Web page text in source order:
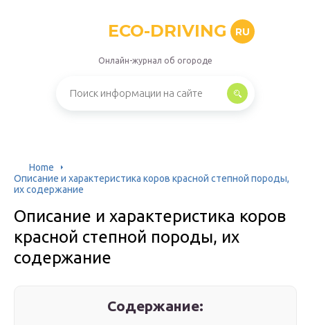
ECO-DRIVING RU
Онлайн-журнал об огороде
Home
Описание и характеристика коров красной степной породы,
их содержание
Описание и характеристика коров
красной степной породы, их
содержание
Содержание: